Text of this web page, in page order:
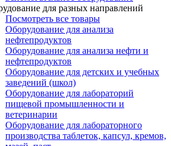
для разных направлений
Посмотреть все товары
Оборудование для анализа
нефтепродуктов
Оборудование для анализа нефти и
нефтепродуктов
Оборудование для детских и учебных
заведений (школ)
Оборудование для лабораторий
пищевой промышленности и
ветеринарии
Оборудование для лабораторного
производства таблеток, капсул, кремов,